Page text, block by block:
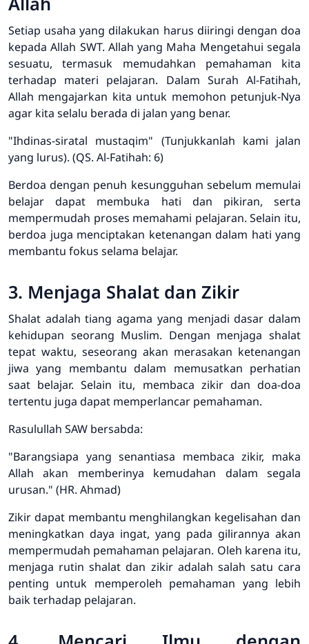
Setiap usaha yang dilakukan harus diiringi dengan doa
kepada Allah SWT. Allah yang Maha Mengetahui segala
sesuatu, termasuk memudahkan pemahaman kita
terhadap materi pelajaran. Dalam Surah Al-Fatihah,
Allah mengajarkan kita untuk memohon petunjuk-Nya
agar kita selalu berada di jalan yang benar.
"Ihdinas-siratal mustaqim" (Tunjukkanlah kami jalan
yang lurus). (QS. Al-Fatihah: 6)
Berdoa dengan penuh kesungguhan sebelum memulai
belajar dapat membuka hati dan pikiran, serta
mempermudah proses memahami pelajaran. Selain itu,
berdoa juga menciptakan ketenangan dalam hati yang
membantu fokus selama belajar.
3. Menjaga Shalat dan Zikir
Shalat adalah tiang agama yang menjadi dasar dalam
kehidupan seorang Muslim. Dengan menjaga shalat
tepat waktu, seseorang akan merasakan ketenangan
jiwa yang membantu dalam memusatkan perhatian
saat belajar. Selain itu, membaca zikir dan doa-doa
tertentu juga dapat memperlancar pemahaman.
Rasulullah SAW bersabda:
"Barangsiapa yang senantiasa membaca zikir, maka
Allah akan memberinya kemudahan dalam segala
urusan." (HR. Ahmad)
Zikir dapat membantu menghilangkan kegelisahan dan
meningkatkan daya ingat, yang pada gilirannya akan
mempermudah pemahaman pelajaran. Oleh karena itu,
menjaga rutin shalat dan zikir adalah salah satu cara
penting untuk memperoleh pemahaman yang lebih
baik terhadap pelajaran.